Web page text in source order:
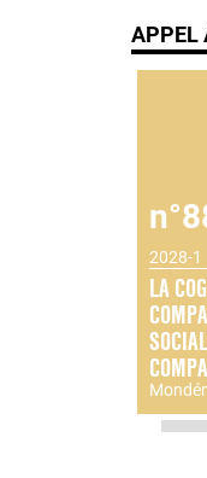
APPEL
2028-1
LA